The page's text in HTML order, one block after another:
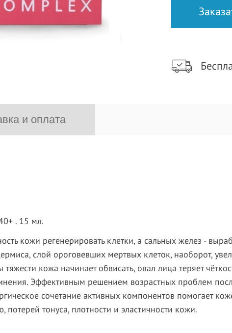
и оплата
. 15 мл.
кожи регенерировать клетки, а сальных желез -
слой ороговевших мертвых клеток, наоборот,
кожа начинает обвисать, овал лица теряет
Эффективным решением возрастных проблем
сочетание активных компонентов помогает
потерей тонуса, плотности и эластичности кожи.